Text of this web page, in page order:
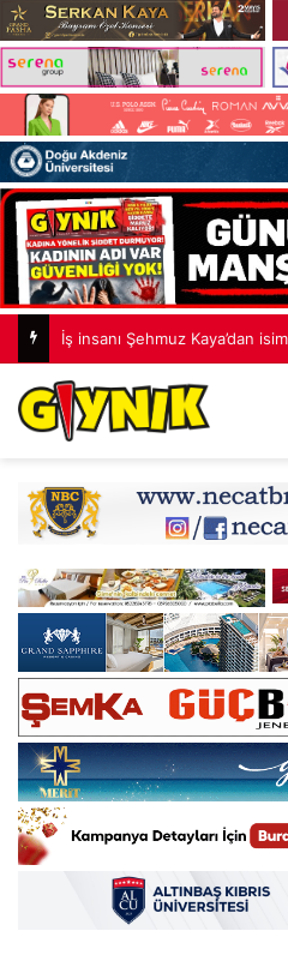
İş insanı Şehmuz Kaya’dan